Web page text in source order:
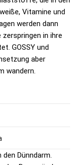
Vitamine und
werden dann
in ihre
GOSSY und
aber
wandern.
den Dünndarm.